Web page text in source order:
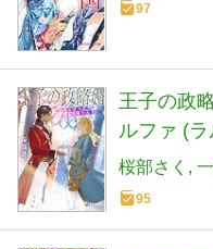
97
王子の政
ルファ (
桜部さく
95